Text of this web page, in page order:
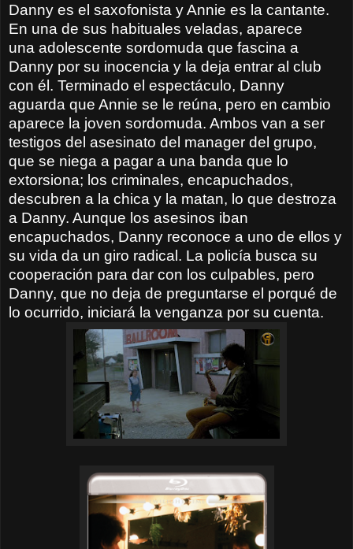
Danny es el saxofonista y Annie es la cantante.
En una de sus habituales veladas, aparece
una adolescente sordomuda que fascina a
Danny por su inocencia y la deja entrar al club
con él. Terminado el espectáculo, Danny
aguarda que Annie se le reúna, pero en cambio
aparece la joven sordomuda. Ambos van a ser
testigos del asesinato del manager del grupo,
que se niega a pagar a una banda que lo
extorsiona; los criminales, encapuchados,
descubren a la chica y la matan, lo que destroza
a Danny. Aunque los asesinos iban
encapuchados, Danny reconoce a uno de ellos y
su vida da un giro radical. La policía busca su
cooperación para dar con los culpables, pero
Danny, que no deja de preguntarse el porqué de
lo ocurrido, iniciará la venganza por su cuenta.